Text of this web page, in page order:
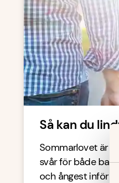
Så kan du
Sommarlovet är
svår för både
och ångest inför